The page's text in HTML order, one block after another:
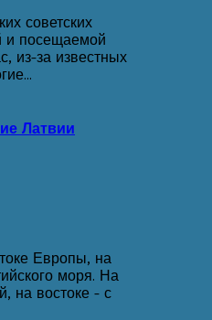
советских
и посещаемой
из-за известных
Латвии
Европы, на
моря. На
на востоке - с